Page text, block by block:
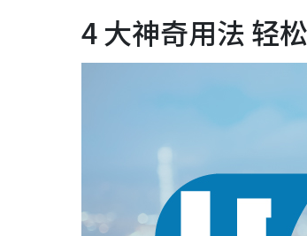
4 大神奇用法 轻